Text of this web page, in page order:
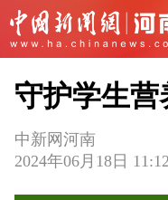
守护学生营
中新网河南
2024年06月18日 11:12